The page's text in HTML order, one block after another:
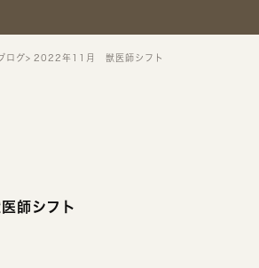
ログ 2022年11月 獣医師シフト
師シフト